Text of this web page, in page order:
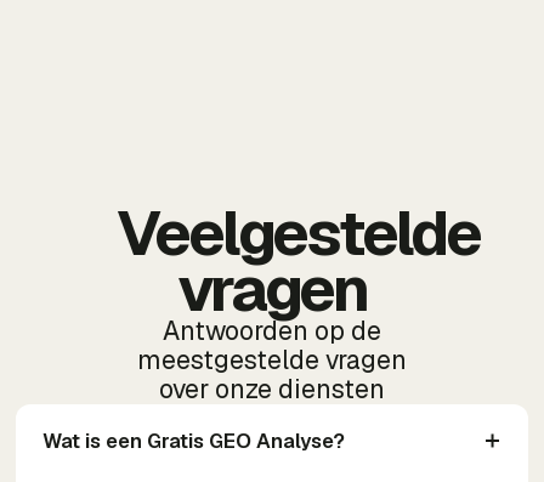
Veelgestelde
vragen
Antwoorden op de
meestgestelde vragen
over onze diensten
Wat is een Gratis GEO Analyse?